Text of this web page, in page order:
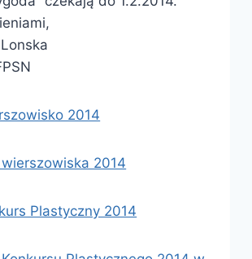
2014
2014
Plastyczny 2014